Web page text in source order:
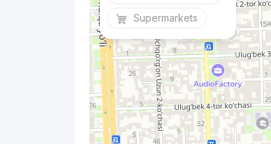
Supermarkets